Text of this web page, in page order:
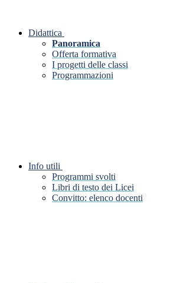
Didattica
Panoramica
Offerta formativa
I progetti delle classi
Programmazioni
Info utili
Programmi svolti
Libri di testo dei Licei
Convitto: elenco docenti